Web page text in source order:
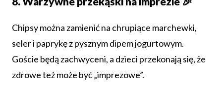
Chipsy można zamienić na chrupiące marchewki,
seler i paprykę z pysznym dipem jogurtowym.
Goście będą zachwyceni, a dzieci przekonają się, że
zdrowe też może być „imprezowe”.